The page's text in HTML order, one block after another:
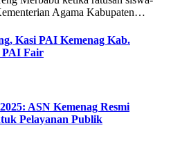
Agama Kabupaten…
Kasi PAI Kemenag Kab.
PAI Fair
ASN Kemenag Resmi
Pelayanan Publik